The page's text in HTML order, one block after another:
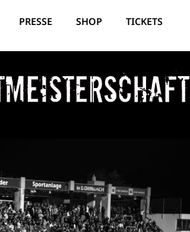
PRESSE SHOP TICKETS